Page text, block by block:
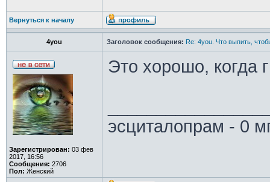
Вернуться к началу
4you Заголовок сообщения: Re: 4you. Что выпить,
Зарегистрирован: 03 фев
2017, 16:56
Сообщения: 2706
Пол: Женский
Это хорошо, когда
эсциталопрам - 0